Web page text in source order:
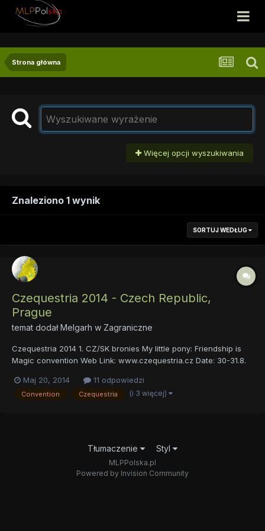
Strona główna
Więcej opcji wyszukiwania
Znaleziono 1 wynik
SORTUJ WEDŁUG
Czequestria 2014 - Czech Republic,
Prague
temat dodałMelgarh w Zagraniczne
Czequestria 2014 1. CZ/SK bronies My little pony: Friendship is
Magic convention Web Link: www.czequestria.cz Date: 30-31.8.
Czech republic Language: English and Czech/Slovak FaceBook
event link: https://www.facebook.com/events/29189...
Maj 20, 2014 11 odpowiedzi
Convention Czequestria (i 3 więcej)
Tłumaczenie Styl
MLPPolska.pl
Powered by Invision Community